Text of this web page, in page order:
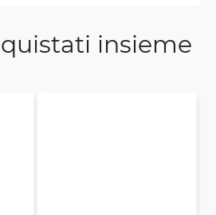
insieme